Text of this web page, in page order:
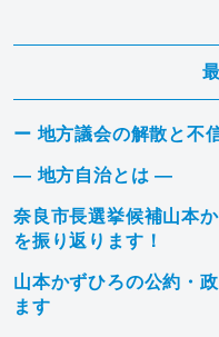
ー 地方議会の解散と不
― 地方自治とは ―
奈良市長選挙候補山本
を振り返ります！
山本かずひろの公約・
ます